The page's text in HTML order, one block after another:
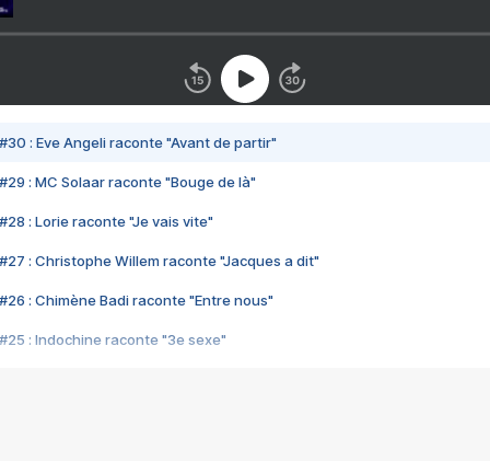
#30 : Eve Angeli raconte "Avant de partir"
#29 : MC Solaar raconte "Bouge de là"
#28 : Lorie raconte "Je vais vite"
#27 : Christophe Willem raconte "Jacques a dit"
#26 : Chimène Badi raconte "Entre nous"
#25 : Indochine raconte "3e sexe"